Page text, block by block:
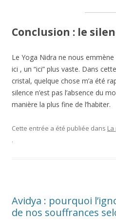
Conclusion : le
Le Yoga Nidra ne nous
ici , un “ici” plus vaste. Dans
cristal, quelque chose m’a été
silence n’est pas l’absence du
manière la plus fine de l’habiter.
Cette entrée a été publiée dans
.
Avidya : pourquoi
de nos souffrances